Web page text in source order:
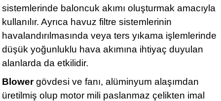
sistemlerinde baloncuk akımı oluşturmak amacıyla
kullanılır. Ayrıca havuz filtre sistemlerinin
havalandırılmasında veya ters yıkama işlemlerinde
düşük yoğunluklu hava akımına ihtiyaç duyulan
alanlarda da etkilidir.
Blowergövdesi ve fanı, alüminyum alaşımdan
üretilmiş olup motor mili paslanmaz çelikten imal